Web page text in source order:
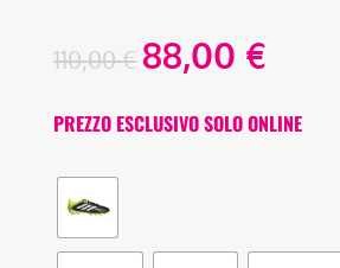
110,00€ 88,00 €
PREZZO ESCLUSIVO SOLO ONLINE